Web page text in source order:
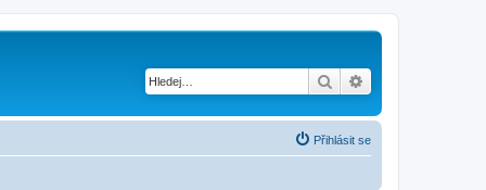
Hledat
Přihlásit se